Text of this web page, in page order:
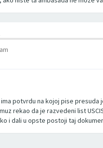
potvrdu na kojoj pise
rekao da je razvedeni list
i dali u opste postoji taj